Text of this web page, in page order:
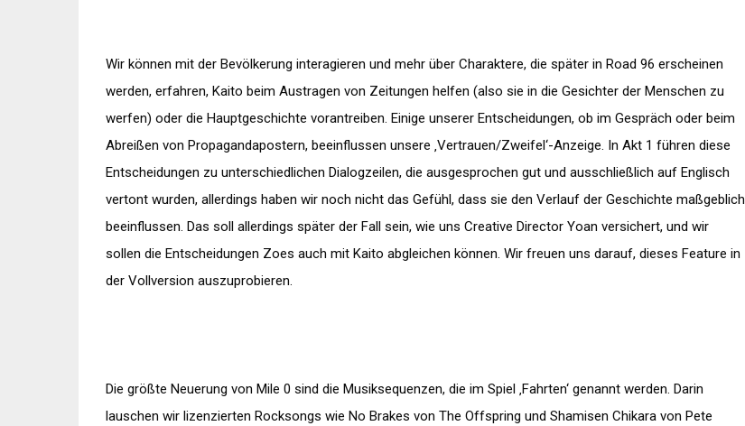
Wir können mit der Bevölkerung interagieren und mehr über Charaktere, die später in Road 96 erscheinen
werden, erfahren, Kaito beim Austragen von Zeitungen helfen (also sie in die Gesichter der Menschen zu
werfen) oder die Hauptgeschichte vorantreiben. Einige unserer Entscheidungen, ob im Gespräch oder beim
Abreißen von Propagandapostern, beeinflussen unsere ‚Vertrauen/Zweifel‘-Anzeige. In Akt 1 führen diese
Entscheidungen zu unterschiedlichen Dialogzeilen, die ausgesprochen gut und ausschließlich auf Englisch
vertont wurden, allerdings haben wir noch nicht das Gefühl, dass sie den Verlauf der Geschichte maßgeblich
beeinflussen. Das soll allerdings später der Fall sein, wie uns Creative Director Yoan versichert, und wir
sollen die Entscheidungen Zoes auch mit Kaito abgleichen können. Wir freuen uns darauf, dieses Feature in
der Vollversion auszuprobieren.
Die größte Neuerung von Mile 0 sind die Musiksequenzen, die im Spiel ‚Fahrten‘ genannt werden. Darin
lauschen wir lizenzierten Rocksongs wie No Brakes von The Offspring und Shamisen Chikara von Pete